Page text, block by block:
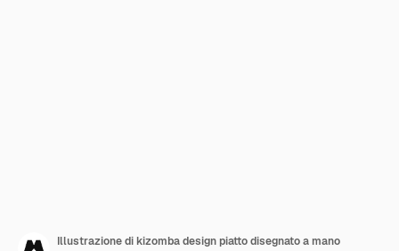
Illustrazione di kizomba design piatto disegnato a mano